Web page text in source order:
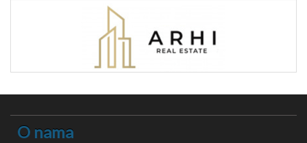
O nama